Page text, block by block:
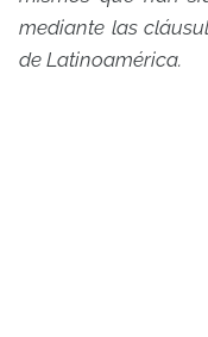
mediante las
de Latinoamérica.